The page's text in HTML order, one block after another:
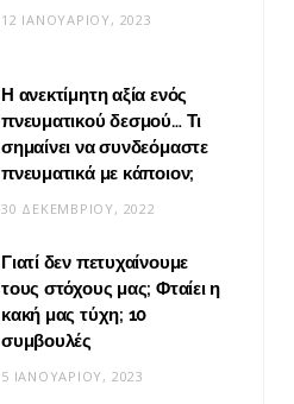
12 ΙΑΝΟΥΑΡΊΟΥ, 2023
Η ανεκτίμητη αξία ενός
πνευματικού δεσμού… Τι
σημαίνει να συνδεόμαστε
πνευματικά με κάποιον;
30 ΔΕΚΕΜΒΡΊΟΥ, 2022
Γιατί δεν πετυχαίνουμε
τους στόχους μας; Φταίει η
κακή μας τύχη; 10
συμβουλές
5 ΙΑΝΟΥΑΡΊΟΥ, 2023